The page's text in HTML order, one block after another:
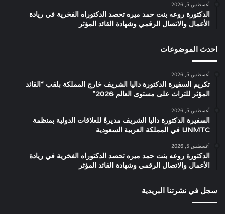
أغسطس 5, 2026
الدكتورة روعه بنت حمد ميره تحصد الدكتوراه الفخرية في ريادة
الأعمال والاتصال الرقمي وشهادة القائد المؤثر
احدث الموضوعات
أغسطس 5, 2026
تكريم السفيرة الدكتورة داليا الشريف خارج المملكة بلقب “القائد
المؤثر للتراث على مستوى العالم 2026”
أغسطس 5, 2026
السفيرة الدكتورة داليا الشريف مديرةً للعلاقات الدولية بمنظمة
UNMTC في المملكة العربية السعودية
أغسطس 5, 2026
الدكتورة روعه بنت حمد ميره تحصد الدكتوراه الفخرية في ريادة
الأعمال والاتصال الرقمي وشهادة القائد المؤثر
سجل في نشرتنا البريدية